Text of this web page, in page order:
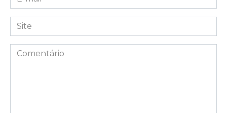
mail
*Site
Comentário